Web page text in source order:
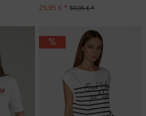
29,95 € * 59,95 € *